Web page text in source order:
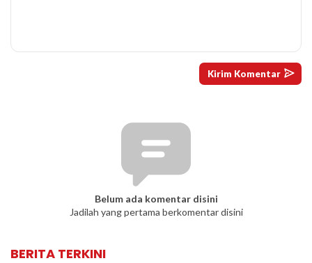
Belum ada komentar disini
Jadilah yang pertama berkomentar disini
BERITA TERKINI